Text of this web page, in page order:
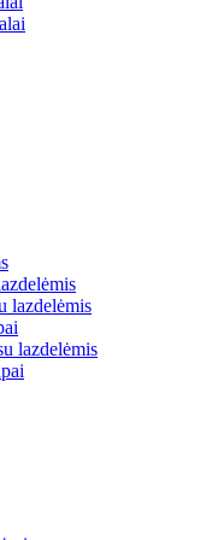
lazdelėmis
lazdelėmis